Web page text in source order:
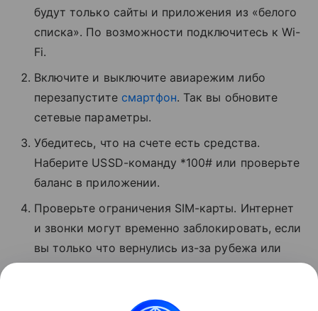
будут только сайты и приложения из «белого
списка». По возможности подключитесь к Wi-
Fi.
Включите и выключите авиарежим либо
перезапустите смартфон. Так вы обновите
сетевые параметры.
Убедитесь, что на счете есть средства.
Наберите USSD-команду *100# или проверьте
баланс в приложении.
Проверьте ограничения SIM-карты. Интернет
и звонки могут временно заблокировать, если
вы только что вернулись из-за рубежа или
давно не пользовались связью.